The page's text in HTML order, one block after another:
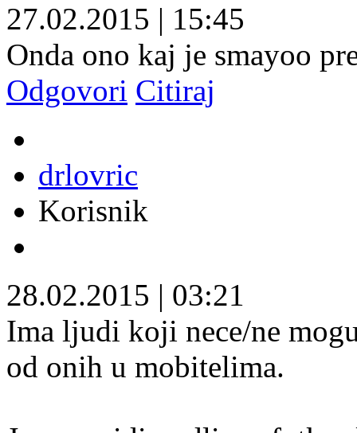
27.02.2015 | 15:45
Onda ono kaj je smayoo
Odgovori Citiraj
drlovric
Korisnik
28.02.2015 | 03:21
Ima ljudi koji nece/ne
od onih u mobitelima.